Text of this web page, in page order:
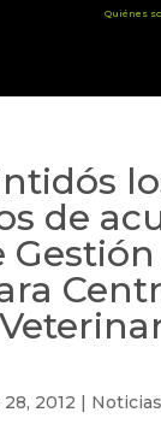
Quiénes
de
2012 | Noticias